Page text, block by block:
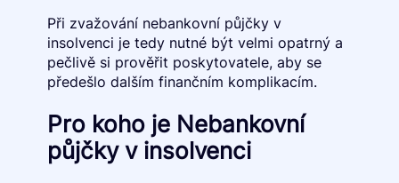
Při zvažování nebankovní půjčky v
insolvenci je tedy nutné být velmi opatrný a
pečlivě si prověřit poskytovatele, aby se
předešlo dalším finančním komplikacím.
Pro koho je Nebankovní
půjčky v insolvenci